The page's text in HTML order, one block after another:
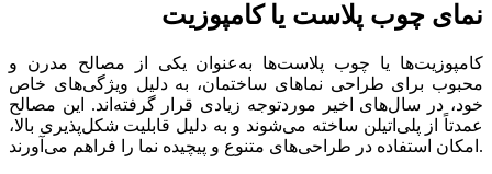
نمای چوب پلاست یا کامپوزیت
کامپوزیت‌ها یا چوب پلاست‌ها به‌عنوان یکی از مصالح مدرن و
محبوب برای طراحی نماهای ساختمان، به دلیل ویژگی‌های خاص
خود، در سال‌های اخیر موردتوجه زیادی قرار گرفته‌اند. این مصالح
عمدتاً از پلی‌اتیلن ساخته می‌شوند و به دلیل قابلیت شکل‌پذیری بالا،
امکان استفاده در طراحی‌های متنوع و پیچیده نما را فراهم می‌آورند.